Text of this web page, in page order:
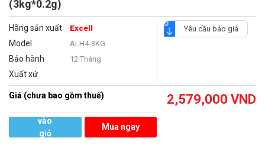
(3kg*0.2g)
Hãng sản xuất Excell
Model ALH4-3KG
Bảo hành 12 Tháng
Xuất xứ
Yêu cầu báo giá
Giá (chưa bao gồm thuế) 2,579,000 VND
vào
giỏ
Mua ngay